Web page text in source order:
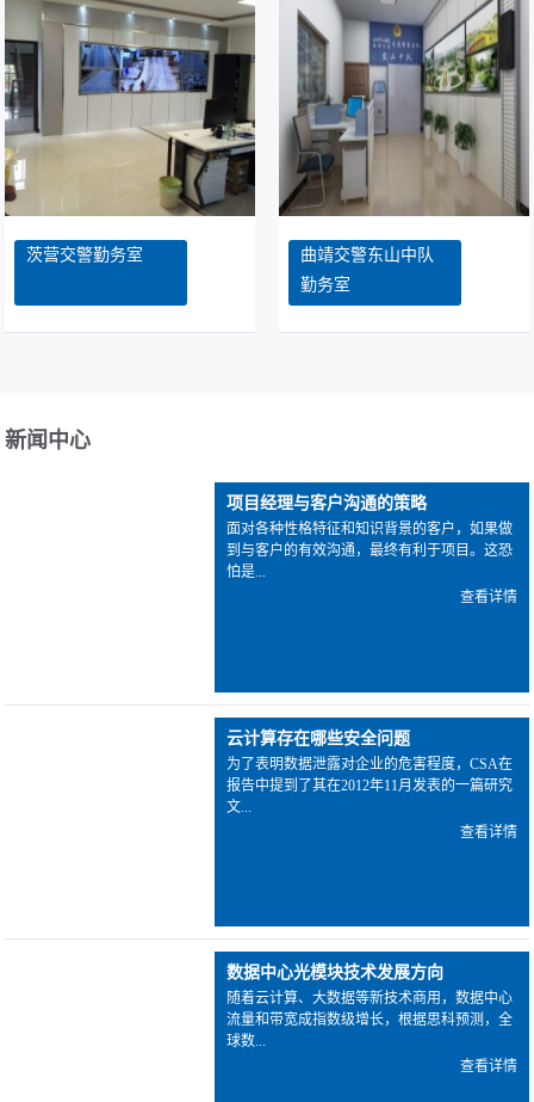
茨营交警勤务室
曲靖交警东山中队
勤务室
新闻中心
项目经理与客户沟通的策略
面对各种性格特征和知识背景的客户，如果做
到与客户的有效沟通，最终有利于项目。这恐
怕是...
查看详情
云计算存在哪些安全问题
为了表明数据泄露对企业的危害程度，CSA在
报告中提到了其在2012年11月发表的一篇研究
文...
查看详情
数据中心光模块技术发展方向
随着云计算、大数据等新技术商用，数据中心
流量和带宽成指数级增长，根据思科预测，全
球数...
查看详情